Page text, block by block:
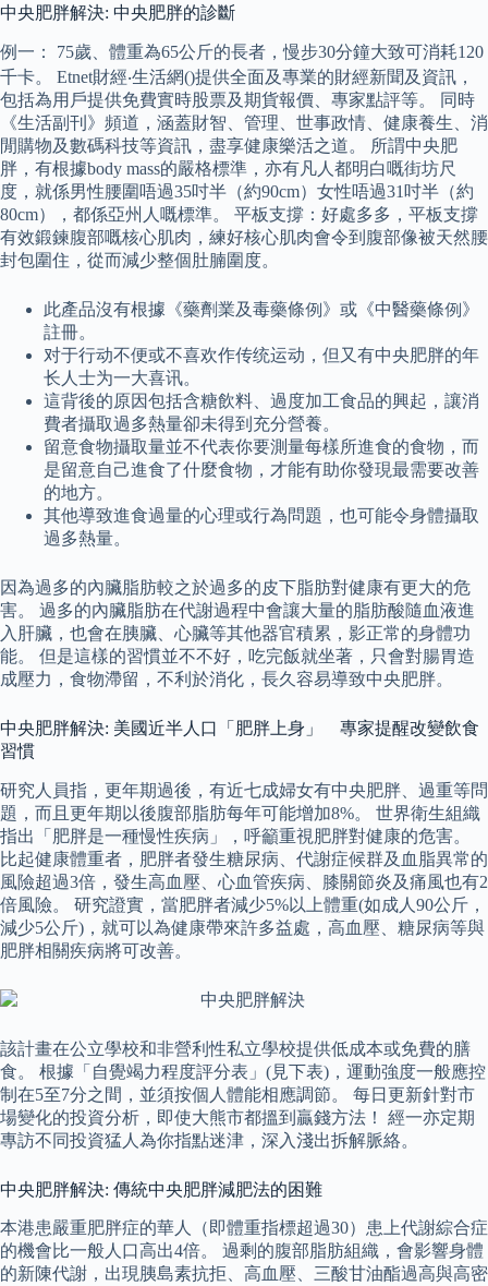
中央肥胖解決: 中央肥胖的診斷
例一： 75歲、體重為65公斤的長者，慢步30分鐘大致可消耗120
千卡。 Etnet財經‧生活網()提供全面及專業的財經新聞及資訊，
包括為用戶提供免費實時股票及期貨報價、專家點評等。 同時
《生活副刊》頻道，涵蓋財智、管理、世事政情、健康養生、消
閒購物及數碼科技等資訊，盡享健康樂活之道。 所謂中央肥
胖，有根據body mass的嚴格標準，亦有凡人都明白嘅街坊尺
度，就係男性腰圍唔過35吋半（約90cm）女性唔過31吋半（約
80cm），都係亞州人嘅標準。 平板支撐：好處多多，平板支撐
有效鍛鍊腹部嘅核心肌肉，練好核心肌肉會令到腹部像被天然腰
封包圍住，從而減少整個肚腩圍度。
此產品沒有根據《藥劑業及毒藥條例》或《中醫藥條例》
註冊。
对于行动不便或不喜欢作传统运动，但又有中央肥胖的年
长人士为一大喜讯。
這背後的原因包括含糖飲料、過度加工食品的興起，讓消
費者攝取過多熱量卻未得到充分營養。
留意食物攝取量並不代表你要測量每樣所進食的食物，而
是留意自己進食了什麼食物，才能有助你發現最需要改善
的地方。
其他導致進食過量的心理或行為問題，也可能令身體攝取
過多熱量。
因為過多的內臟脂肪較之於過多的皮下脂肪對健康有更大的危
害。 過多的內臟脂肪在代謝過程中會讓大量的脂肪酸隨血液進
入肝臟，也會在胰臟、心臟等其他器官積累，影正常的身體功
能。 但是這樣的習慣並不不好，吃完飯就坐著，只會對腸胃造
成壓力，食物滯留，不利於消化，長久容易導致中央肥胖。
中央肥胖解決: 美國近半人口「肥胖上身」 專家提醒改變飲食
習慣
研究人員指，更年期過後，有近七成婦女有中央肥胖、過重等問
題，而且更年期以後腹部脂肪每年可能增加8%。 世界衛生組織
指出「肥胖是一種慢性疾病」，呼籲重視肥胖對健康的危害。
比起健康體重者，肥胖者發生糖尿病、代謝症候群及血脂異常的
風險超過3倍，發生高血壓、心血管疾病、膝關節炎及痛風也有2
倍風險。 研究證實，當肥胖者減少5%以上體重(如成人90公斤，
減少5公斤)，就可以為健康帶來許多益處，高血壓、糖尿病等與
肥胖相關疾病將可改善。
該計畫在公立學校和非營利性私立學校提供低成本或免費的膳
食。 根據「自覺竭力程度評分表」(見下表)，運動強度一般應控
制在5至7分之間，並須按個人體能相應調節。 每日更新針對市
場變化的投資分析，即使大熊市都搵到贏錢方法！ 經一亦定期
專訪不同投資猛人為你指點迷津，深入淺出拆解脈絡。
中央肥胖解決: 傳統中央肥胖減肥法的困難
本港患嚴重肥胖症的華人（即體重指標超過30）患上代謝綜合症
的機會比一般人口高出4倍。 過剩的腹部脂肪組織，會影響身體
的新陳代謝，出現胰島素抗拒、高血壓、三酸甘油酯過高與高密